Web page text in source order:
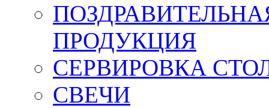
ПРОДУКЦИЯ
СЕРВИРОВКА
СВЕЧИ